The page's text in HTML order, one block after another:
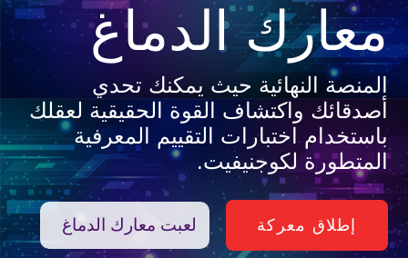
معارك الدماغ
المنصة النهائية حيث يمكنك تحدي
أصدقائك واكتشاف القوة الحقيقية لعقلك
باستخدام اختبارات التقييم المعرفية
المتطورة لكوجنيفيت.
إطلاق معركة لعبت معارك الدماغ